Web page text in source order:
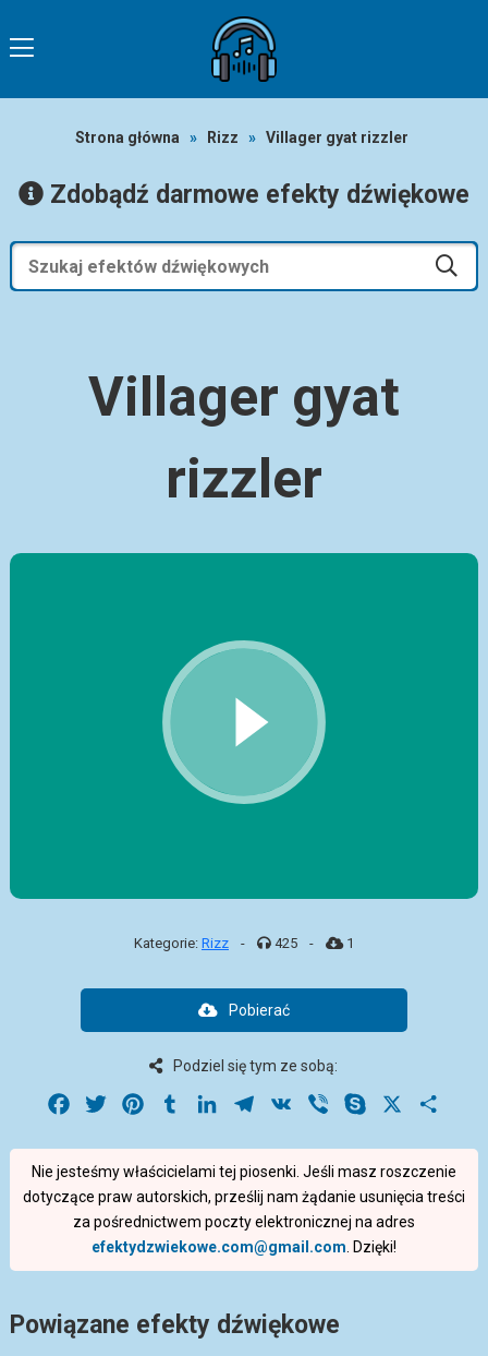
Strona główna » Rizz » Villager gyat rizzler
Zdobądź darmowe efekty dźwiękowe
Villager gyat
rizzler
Kategorie: Rizz - 425 - 1
Pobierać
Podziel się tym ze sobą:
Facebook
Twitter PinterestTumblrLinkedInTelegram
VK Viber Skype
Nie jesteśmy właścicielami tej piosenki. Jeśli masz roszczenie
dotyczące praw autorskich, prześlij nam żądanie usunięcia treści
za pośrednictwem poczty elektronicznej na adres
efektydzwiekowe.com@gmail.com . Dzięki!
Powiązane efekty dźwiękowe